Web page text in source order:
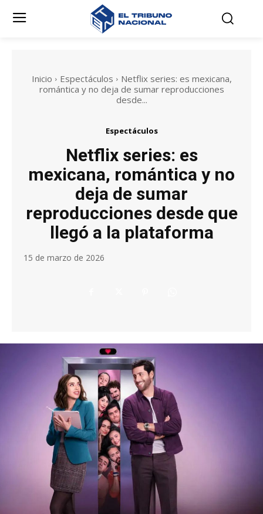
Inicio Espectáculos
Netflix series: es mexicana,
romántica y no deja de sumar reproducciones
desde...
Espectáculos
Netflix series: es
mexicana, romántica y no
deja de sumar
reproducciones desde que
llegó a la plataforma
15 de marzo de 2026